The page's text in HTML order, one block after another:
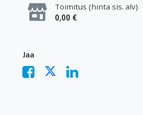
Toimitus (hinta sis. alv)
0,00 €
Jaa